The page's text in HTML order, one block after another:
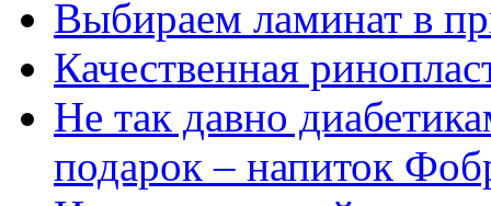
Выбираем ламинат в
Качественная
Не так давно
подарок – напиток